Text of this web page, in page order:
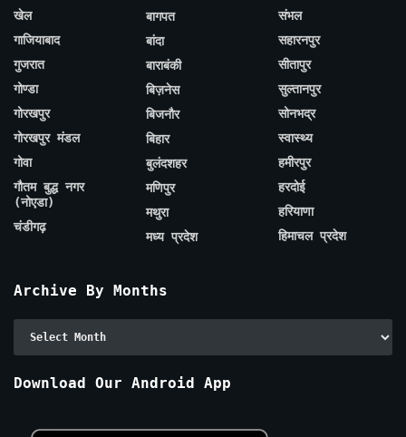
खेल
गाजियाबाद
गुजरात
गोण्डा
गोरखपुर
गोरखपुर मंडल
गोवा
गौतम बुद्ध नगर
(नोएडा)
चंडीगढ़
बागपत
बांदा
बाराबंकी
बिज़नेस
बिजनौर
बिहार
बुलंदशहर
मणिपुर
मथुरा
मध्य प्रदेश
संभल
सहारनपुर
सीतापुर
सुल्तानपुर
सोनभद्र
स्वास्थ्य
हमीरपुर
हरदोई
हरियाणा
हिमाचल प्रदेश
Archive By Months
Download Our Android App